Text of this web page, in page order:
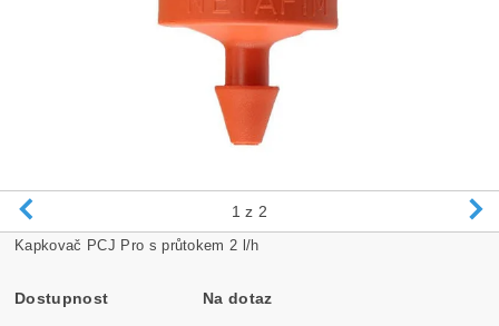
1 z 2
Kapkovač PCJ Pro s průtokem 2 l/h
Dostupnost Na dotaz